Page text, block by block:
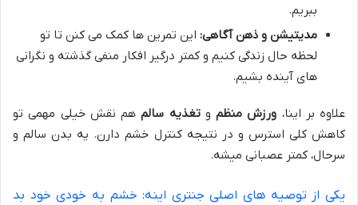
ببریم.
مدیتیشن و ذهن آگاهی: این تمرین ها کمک می کنن تا تو
لحظه حال زندگی کنیم و کمتر درگیر افکار منفی گذشته و نگرانی
های آینده بشیم.
علاوه بر اینا، ورزش منظم وتغذیه سالمهم نقش خیلی مهمی تو
کاهش کلی استرس و در نتیجه کنترل خشم دارن. یه بدن سالم و
سرحال، کمتر عصبانی میشه.
یکی از توصیه های اصلی جنتری اینه: خشم به خودی خود بد